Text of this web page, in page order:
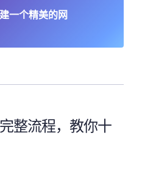
一个精美的网
整流程，教你十